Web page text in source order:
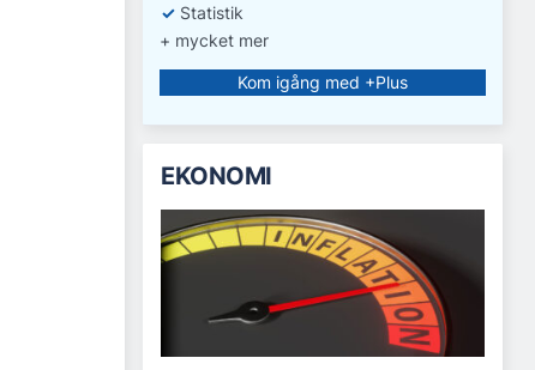
✓ Statistik
+ mycket mer
Kom igång med +Plus
EKONOMI